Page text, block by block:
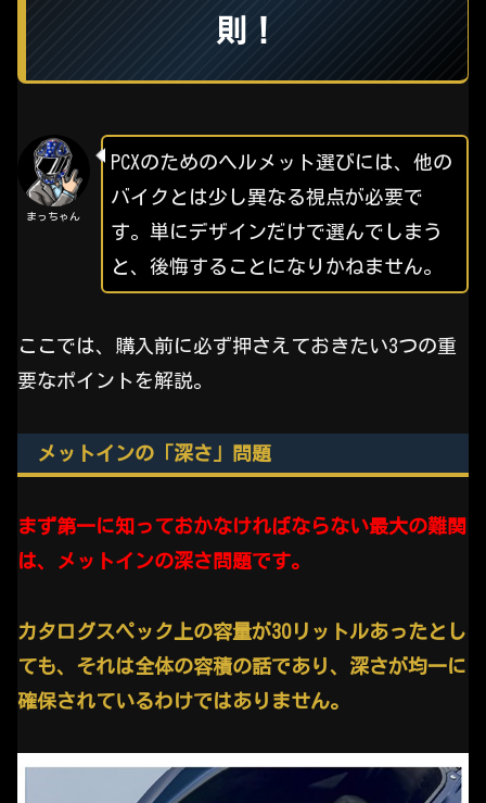
則！
まっちゃん
PCXのためのヘルメット選びには、他の
バイクとは少し異なる視点が必要で
す。単にデザインだけで選んでしまう
と、後悔することになりかねません。
ここでは、購入前に必ず押さえておきたい3つの重
要なポイントを解説。
メットインの「深さ」問題
まず第一に知っておかなければならない最大の難関
は、メットインの深さ問題です。
カタログスペック上の容量が30リットルあったとし
ても、それは全体の容積の話であり、深さが均一に
確保されているわけではありません。